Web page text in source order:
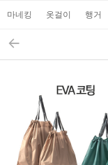
마네킹 옷걸이 행거